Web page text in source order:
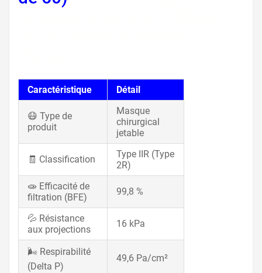
Caractéristique Détail
😷 Type de
produit
Masque
chirurgical
jetable
🧾 Classification
Type IIR (Type
2R)
🧫 Efficacité de
filtration (BFE)
99,8 %
💦 Résistance
aux projections
16 kPa
🌬️ Respirabilité
(Delta P)
49,6 Pa/cm²